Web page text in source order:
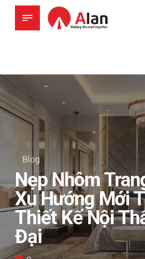
Blog
Nẹp Nhôm
Xu Hướng Mới
Thiết Kế Nội
Đại